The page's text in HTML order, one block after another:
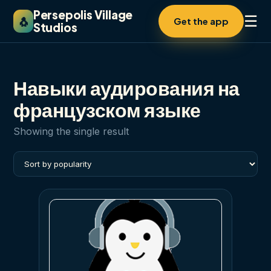
🐧 Persepolis Village
Studios
Get the app ☰
Навыки аудирования на
французском языке
Showing the single result